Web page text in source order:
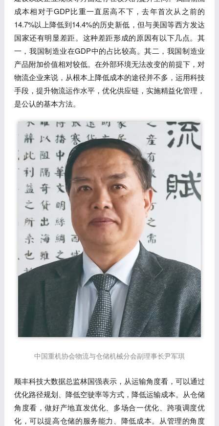
成本相对于GDP比重一直居高不下，去年首次从之前的
14.7%以上降低到14.4%的历史新低，但与美国等西方发达
国家还有明显差距。这种差距形成的原因有以下几点。其
一，我国制造业在GDP中的占比较高。其二，我国制造业
产品附加价值相对较低。在外部环境无法改变的前提下，对
物流企业来说，从根本上降低成本的途径并不多，运用科技
手段，提升物流运作水平，优化供应链，实施精益化管理，
是公认的基本方法。
中国重机协会物流与仓储机械分会副理事长尹军琪
顺丰科技大数据总监林国强表示，从运输角度看，可以通过
优化路径规划、降低空驶率等方式，降低运输成本。从仓储
角度看，做好产地直发优化、多场合一优化、跨项调度优
化，可以提高仓储的服务能力、降低成本。从管理的角度